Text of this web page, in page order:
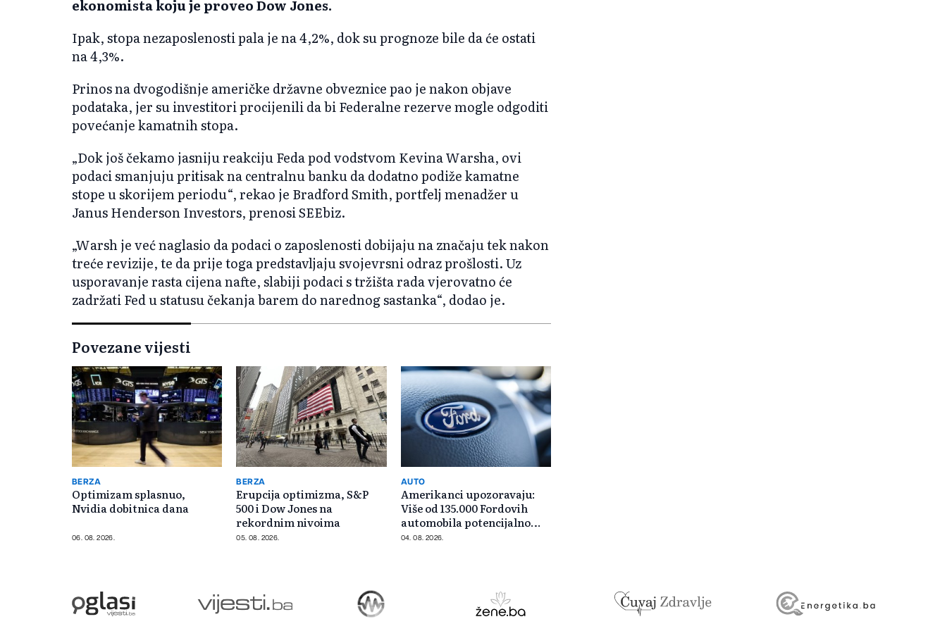
ekonomista koju je proveo Dow Jones.
Ipak, stopa nezaposlenosti pala je na 4,2%, dok su prognoze bile da će ostati
na 4,3%.
Prinos na dvogodišnje američke državne obveznice pao je nakon objave
podataka, jer su investitori procijenili da bi Federalne rezerve mogle odgoditi
povećanje kamatnih stopa.
„Dok još čekamo jasniju reakciju Feda pod vodstvom Kevina Warsha, ovi
podaci smanjuju pritisak na centralnu banku da dodatno podiže kamatne
stope u skorijem periodu“, rekao je Bradford Smith, portfelj menadžer u
Janus Henderson Investors, prenosi SEEbiz.
„Warsh je već naglasio da podaci o zaposlenosti dobijaju na značaju tek nakon
treće revizije, te da prije toga predstavljaju svojevrsni odraz prošlosti. Uz
usporavanje rasta cijena nafte, slabiji podaci s tržišta rada vjerovatno će
zadržati Fed u statusu čekanja barem do narednog sastanka“, dodao je.
Povezane vijesti
BERZA
Optimizam splasnuo,
Nvidia dobitnica dana
06. 08. 2026.
BERZA
Erupcija optimizma, S&P
500 i Dow Jones na
rekordnim nivoima
05. 08. 2026.
AUTO
Amerikanci upozoravaju:
Više od 135.000 Fordovih
automobila potencijalno
rizično
04. 08. 2026.